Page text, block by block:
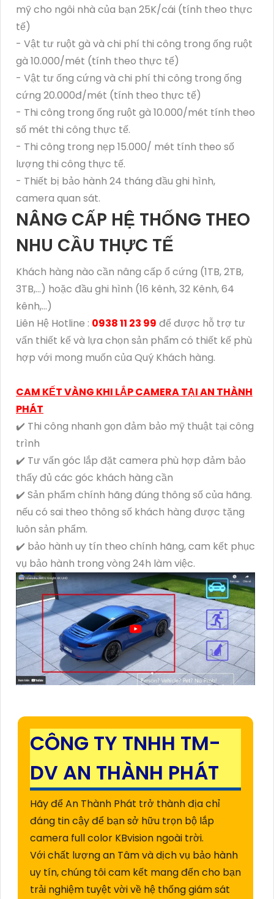
mỹ cho ngôi nhà của bạn 25K/cái (tính theo thực
tế)
- Vật tư ruột gà và chi phí thi công trong ống ruột
gà 10.000/mét (tính theo thực tế)
- Vật tư ống cứng và chi phí thi công trong ống
cứng 20.000đ/mét (tính theo thực tế)
- Thi công trong ống ruột gà 10.000/mét tính theo
số mét thi công thực tế.
- Thi công trong nẹp 15.000/ mét tính theo số
lượng thi công thực tế.
- Thiết bị bảo hành 24 tháng đầu ghi hình,
camera quan sát.
NÂNG CẤP HỆ THỐNG THEO
NHU CẦU THỰC TẾ
Khách hàng nào cần nâng cấp ổ cứng (1TB, 2TB,
3TB,...) hoặc đầu ghi hình (16 kênh, 32 Kênh, 64
kênh,...)
Liên Hệ Hotline : 0938 11 23 99 để được hỗ trợ tư
vấn thiết kế và lựa chọn sản phẩm có thiết kế phù
hợp với mong muốn của Quý Khách hàng.
CAM KẾT VÀNG KHI LẮP CAMERA TẠI AN THÀNH
PHÁT
✔️ Thi công nhanh gọn đảm bảo mỹ thuật tại công
trình
✔️ Tư vấn góc lắp đặt camera phù hợp đảm bảo
thấy đủ các góc khách hàng cần
✔️ Sản phẩm chính hãng đúng thông số của hãng.
nếu có sai theo thông số khách hàng được tặng
luôn sản phẩm.
✔️ bảo hành uy tín theo chính hãng, cam kết phục
vụ bảo hành trong vòng 24h làm việc.
CÔNG TY TNHH TM-
DV AN THÀNH PHÁT
Hãy để An Thành Phát trở thành địa chỉ
đáng tin cậy để bạn sở hữu trọn bộ lắp
camera full color KBvision ngoài trời.
Với chất lượng an Tâm và dịch vụ bảo hành
uy tín, chúng tôi cam kết mang đến cho bạn
trải nghiệm tuyệt vời về hệ thống giám sát